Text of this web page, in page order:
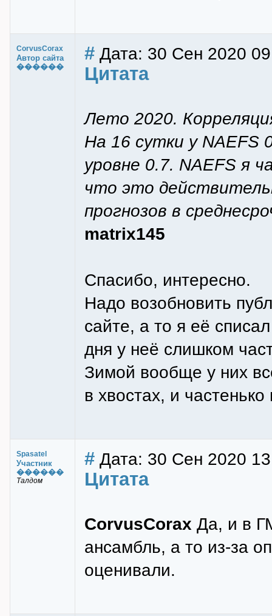
CorvusCorax
Автор сайта
������
# Дата: 30 Сен 2020
Цитата
Лето 2020.
На 16 сутки у
уровне 0.7. NAEFS я
что это
прогнозов в
matrix145
Спасибо, интересно.
Надо возобновить
сайте, а то я её
дня у неё слишком
Зимой вообще у них
в хвостах, и
Spasatel
Участник
������
Талдом
# Дата: 30 Сен 2020
Цитата
CorvusCorax Да, и в
ансамбль, а то из-за
оценивали.